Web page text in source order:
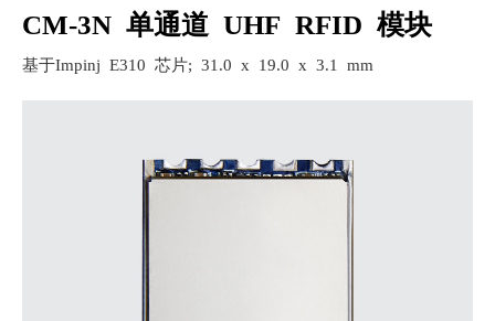
CM-3N 单通道 UHF RFID 模块
基于Impinj E310 芯片; 31.0 x 19.0 x 3.1 mm